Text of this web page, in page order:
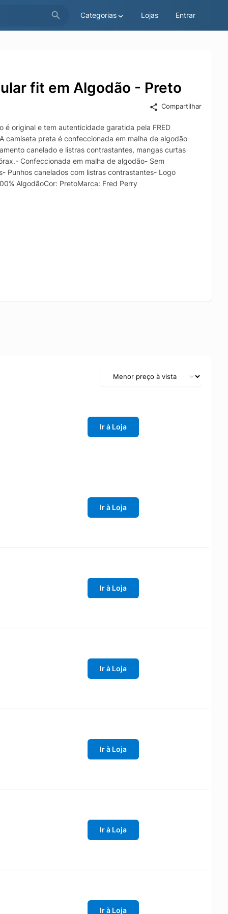
Categorias Lojas Entrar
fit em Algodão - Preto
Compartilhar
é original e tem autenticidade garatida pela FRED
camiseta preta é confeccionada em malha de algodão
canelado e listras contrastantes, mangas curtas
Confeccionada em malha de algodão- Sem
Punhos canelados com listras contrastantes- Logo
AlgodãoCor: PretoMarca: Fred Perry
Ir à Loja
Ir à Loja
Ir à Loja
Ir à Loja
Ir à Loja
Ir à Loja
Ir à Loja